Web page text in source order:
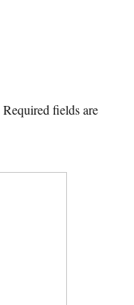
Required fields are